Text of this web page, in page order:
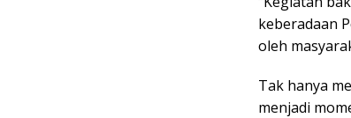
keberadaan
oleh
Tak hanya
menjadi